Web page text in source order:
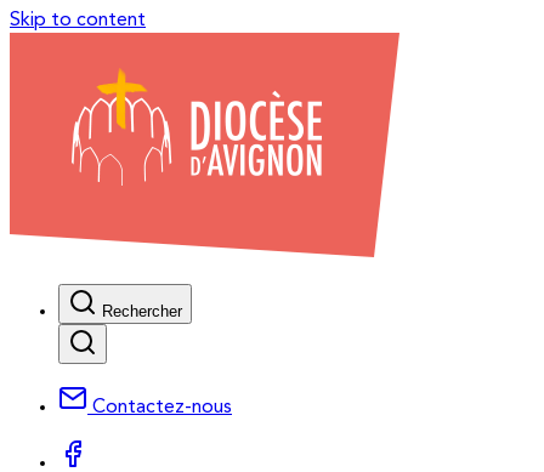
Skip to content
Rechercher
Contactez-nous